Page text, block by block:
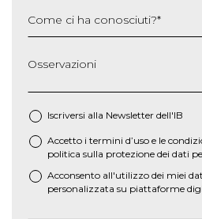
Come ci ha conosciuti?*
Osservazioni
Iscriversi alla Newsletter dell'IB
* Accetto i termini d’uso e le
politica sulla protezione dei dati
Acconsento all'utilizzo dei miei
personalizzata su piattaforme